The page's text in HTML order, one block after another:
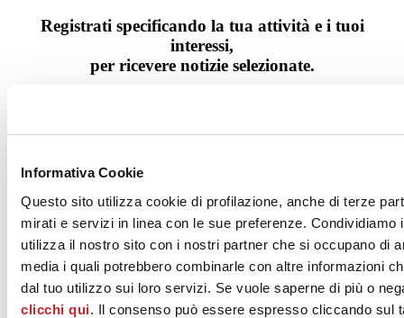
Informativa Cookie
Questo sito utilizza cookie di profilazione, anche di terze
mirati e servizi in linea con le sue preferenze.
utilizza il nostro sito con i nostri partner che si occupano di
media i quali potrebbero combinarle con altre informazioni
dal tuo utilizzo sui loro servizi. Se vuole saperne di più o
clicchi qui. Il consenso può essere espresso cliccando sul
Registrati specificando la tua attività e i tuoi
interessi,
per ricevere notizie selezionate.
Registrati >
Archivio newsletter ceramica.info magazine